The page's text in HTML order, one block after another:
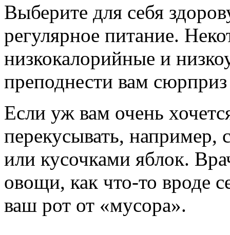
Выберите для себя
регулярное питание.
низкокалорийные и
преподнести вам
Если уж вам очень
перекусывать,
или кусочками яблок.
овощи, как что-то вроде
ваш рот от «мусора».